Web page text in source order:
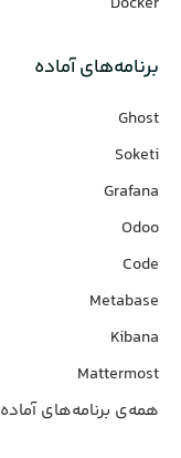
برنامه‌های‌ آماده
Ghost
Soketi
Grafana
Odoo
Code
Metabase
Kibana
Mattermost
همه‌ی برنامه‌های آماده